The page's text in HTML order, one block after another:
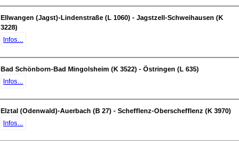
Ellwangen (Jagst)-Lindenstraße (L 1060) - Jagstzell-Schweihausen (K
3228)
Infos...
Bad Schönborn-Bad Mingolsheim (K 3522) - Östringen (L 635)
Infos...
Elztal (Odenwald)-Auerbach (B 27) - Schefflenz-Oberschefflenz (K 3970)
Infos...